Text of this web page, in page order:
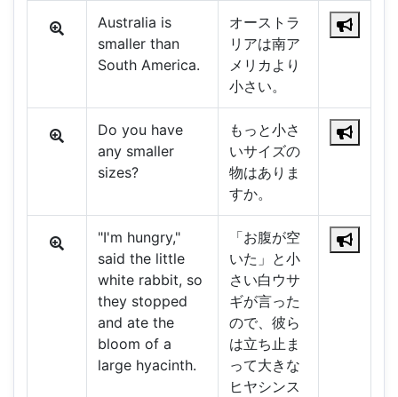
Australia is
smaller than
South America.
オーストラ
リアは南ア
メリカより
小さい。
Do you have
any smaller
sizes?
もっと小さ
いサイズの
物はありま
すか。
"I'm hungry,"
said the little
white rabbit, so
they stopped
and ate the
bloom of a
large hyacinth.
「お腹が空
いた」と小
さい白ウサ
ギが言った
ので、彼ら
は立ち止ま
って大きな
ヒヤシンス